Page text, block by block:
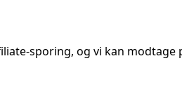
sporing, og vi kan modtage